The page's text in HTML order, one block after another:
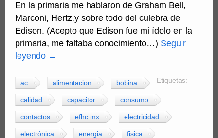
En la primaria me hablaron de Graham Bell,
Marconi, Hertz,y sobre todo del culebra de
Edison. (Acepto que Edison fue mi ídolo en la
primaria, me faltaba conocimiento…) Seguir
leyendo →
Etiquetas:
ac alimentacion bobina
calidad capacitor consumo
contactos efhc.mx electricidad
electrónica energia fisica